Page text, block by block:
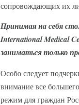
сопровождающих их
Принимая на себя
InternationalMedical
заниматься только
Особо следует
внимание все
режим для граждан